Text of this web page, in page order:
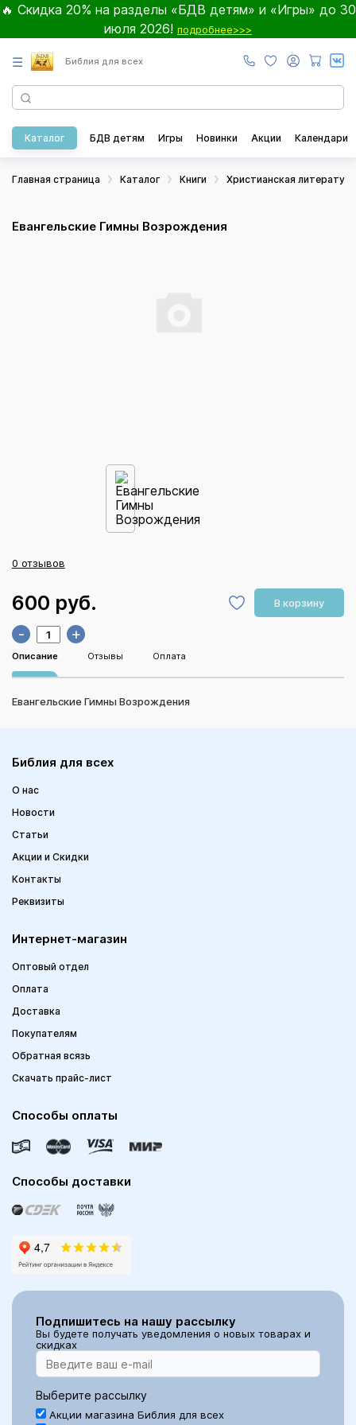
🔥 Скидка 20% на разделы «БДВ детям» и «Игры» до 30
июля 2026! подробнее>>>
☰ Библия для всех
Каталог БДВ детям Игры Новинки Акции Календари
Главная страница Каталог Книги Христианская литература
Евангельские Гимны Возрождения
0 отзывов
600 руб. В корзину
- +
Описание Отзывы Оплата
Евангельские Гимны Возрождения
Библия для всех
О нас
Новости
Статьи
Акции и Скидки
Контакты
Реквизиты
Интернет-магазин
Оптовый отдел
Оплата
Доставка
Покупателям
Обратная всязь
Скачать прайс-лист
Способы оплаты
Способы доставки
Подпишитесь на нашу рассылку
Вы будете получать уведомления о новых товарах и
скидках
Выберите рассылку
Акции магазина Библия для всех